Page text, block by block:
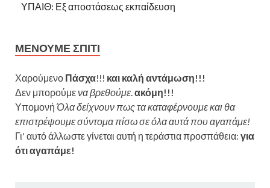
ΥΠΑΙΘ: Εξ αποστάσεως εκπαίδευση
ΜΈΝΟΥΜΕ ΣΠΊΤΙ
Χαρούμενο Πάσχα!!! και καλή αντάμωση!!!
Δεν μπορούμενα βρεθούμε.ακόμη!!!
Υπομονή Όλα δείχνουν πως τα καταφέρνουμε και θα
επιστρέψουμε σύντομα πίσω σε όλα αυτά που αγαπάμε!
Γι' αυτό άλλωστε γίνεται αυτή η τεράστια προσπάθεια: για
ότι αγαπάμε!